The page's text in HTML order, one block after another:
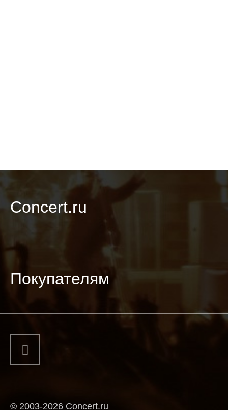
Concert.ru
Покупателям
© 2003-2026 Concert.ru